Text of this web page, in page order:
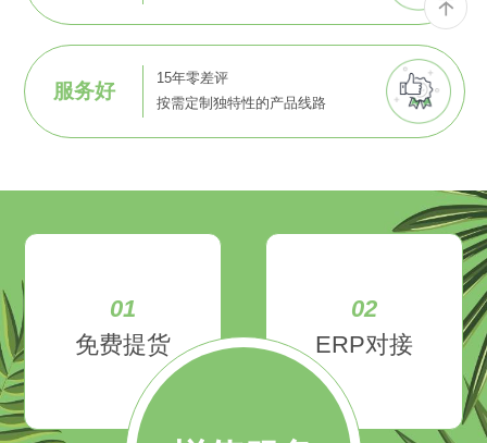
服务好
15年零差评
按需定制独特性的产品线路
01
免费提货
02
ERP对接